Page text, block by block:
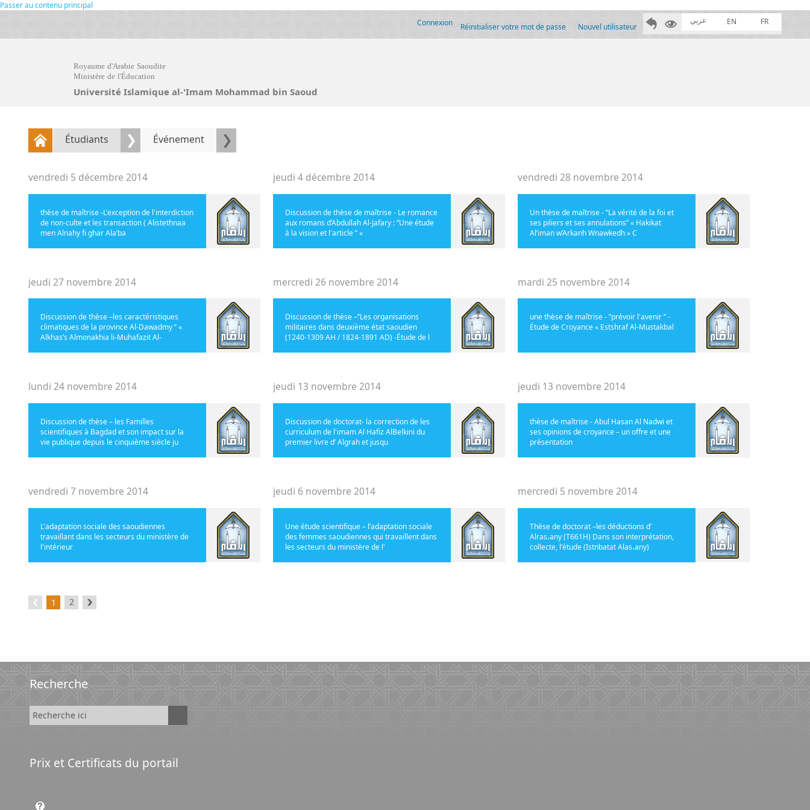
Passer au contenu principal
عربي
EN FR
Nouvel utilisateur
Réinitialiser votre mot de passe
Connexion
Royaume d'Arabie Saoudite
Ministère de l'Éducation
Université Islamique al-'Imam Mohammad bin Saoud
Étudiants Événement
vendredi 5 décembre 2014
thèse de maîtrise -L'exception de l'interdiction
de non-culte et les transaction ( Alistethnaa
men Alnahy fi ghar Ala’ba
jeudi 4 décembre 2014
Discussion de thèse de maîtrise - Le romance
aux romans d’Abdullah Al-Jafary : ‘’Une étude
à la vision et l'article ’’ «
vendredi 28 novembre 2014
Un thèse de maîtrise - ‘’La vérité de la foi et
ses piliers et ses annulations’’ « Hakikat
Al’iman w’Arkanh Wnawkedh » C
jeudi 27 novembre 2014
Discussion de thèse –les caractéristiques
climatiques de la province Al-Dawadmy ‘’ «
Alkhas’s Almonakhia li-Muhafazit Al-
mercredi 26 novembre 2014
Discussion de thèse –‘’Les organisations
militaires dans deuxième état saoudien
(1240-1309 AH / 1824-1891 AD) -Étude de l
mardi 25 novembre 2014
une thèse de maîtrise - ‘’prévoir l'avenir ’’ -
Étude de Croyance « Estshraf Al-Mustakbal
lundi 24 novembre 2014
Discussion de thèse – les Familles
scientifiques à Bagdad et son impact sur la
vie publique depuis le cinquième siècle ju
jeudi 13 novembre 2014
Discussion de doctorat- la correction de les
curriculum de l'imam Al Hafiz AlBelkini du
premier livre d’ Algrah et jusqu
jeudi 13 novembre 2014
thèse de maîtrise - Abul Hasan Al Nadwi et
ses opinions de croyance – un offre et une
présentation
vendredi 7 novembre 2014
L'adaptation sociale des saoudiennes
travaillant dans les secteurs du ministère de
l'intérieur
jeudi 6 novembre 2014
Une étude scientifique – l’adaptation sociale
des femmes saoudiennes qui travaillent dans
les secteurs du ministère de l'
mercredi 5 novembre 2014
Thèse de doctorat –les déductions d’
Alras،any (T661H) Dans son interprétation,
collecte, l'étude (Istnbatat Alas،any)
1 2
Recherche
Prix et Certificats du portail